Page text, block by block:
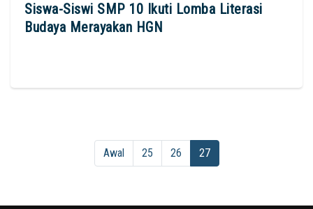
Siswa-Siswi SMP 10 Ikuti Lomba Literasi
Budaya Merayakan HGN
Awal 25 26 27